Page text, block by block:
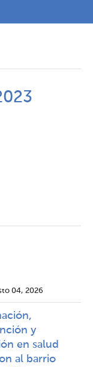
04, 2026
y
en salud
al barrio